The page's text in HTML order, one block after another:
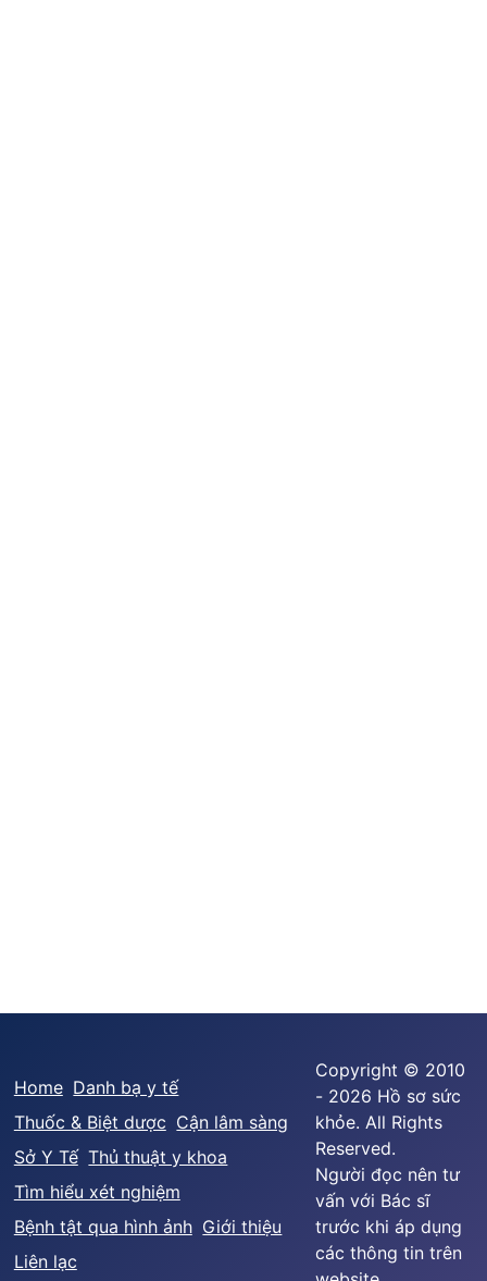
Home Danh bạ y tế
Thuốc & Biệt dược Cận lâm sàng
Sở Y Tế Thủ thuật y khoa
Tìm hiểu xét nghiệm
Bệnh tật qua hình ảnh Giới thiệu
Liên lạc
Copyright © 2010
- 2026 Hồ sơ sức
khỏe. All Rights
Reserved.
Người đọc nên tư
vấn với Bác sĩ
trước khi áp dụng
các thông tin trên